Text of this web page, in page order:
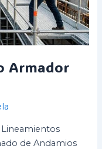
Armador
de Andamios